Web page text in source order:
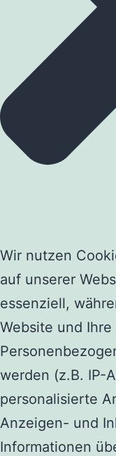
Wir nutzen
auf unserer
essenziell,
Website und
werden (z.B. IP-
personalisierte
Anzeigen- und
Informationen